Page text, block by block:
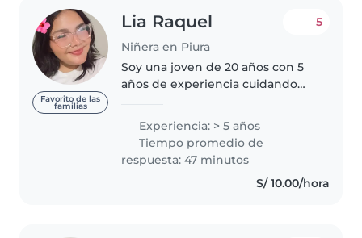
Favorito de las
familias
Lia Raquel
Niñera en Piura
5
Soy una joven de 20 años con 5
años de experiencia cuidando
incluyendo bebés, niños
pequeños, preescolares,
escolares y adolescentes. Tengo
formación en..
Experiencia: > 5 años
Tiempo promedio de
respuesta: 47 minutos
S/ 10.00/hora